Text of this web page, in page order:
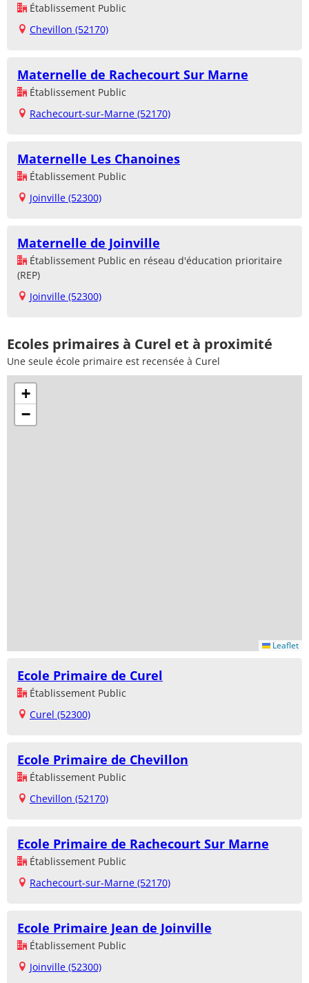
Établissement Public
Chevillon (52170)
Maternelle de Rachecourt Sur Marne
Établissement Public
Rachecourt-sur-Marne (52170)
Maternelle Les Chanoines
Établissement Public
Joinville (52300)
Maternelle de Joinville
Établissement Public en réseau d'éducation prioritaire
(REP)
Joinville (52300)
Ecoles primaires à Curel et à proximité
Une seule école primaire est recensée à Curel
+
−
Leaflet
Ecole Primaire de Curel
Établissement Public
Curel (52300)
Ecole Primaire de Chevillon
Établissement Public
Chevillon (52170)
Ecole Primaire de Rachecourt Sur Marne
Établissement Public
Rachecourt-sur-Marne (52170)
Ecole Primaire Jean de Joinville
Établissement Public
Joinville (52300)